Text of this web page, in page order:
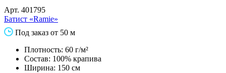
Арт. 401795
Батист «Ramie»
Под заказ от 50 м
Плотность: 60 г/м²
Состав: 100% крапива
Ширина: 150 см